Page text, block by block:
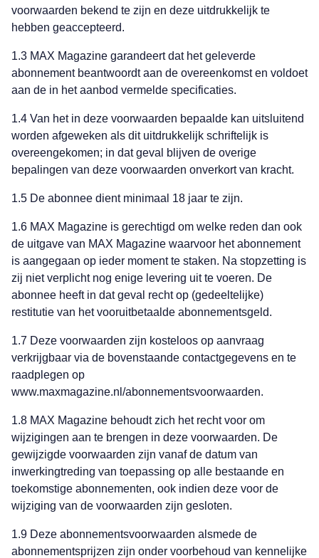
voorwaarden bekend te zijn en deze uitdrukkelijk te
hebben geaccepteerd.
1.3 MAX Magazine garandeert dat het geleverde
abonnement beantwoordt aan de overeenkomst en voldoet
aan de in het aanbod vermelde specificaties.
1.4 Van het in deze voorwaarden bepaalde kan uitsluitend
worden afgeweken als dit uitdrukkelijk schriftelijk is
overeengekomen; in dat geval blijven de overige
bepalingen van deze voorwaarden onverkort van kracht.
1.5 De abonnee dient minimaal 18 jaar te zijn.
1.6 MAX Magazine is gerechtigd om welke reden dan ook
de uitgave van MAX Magazine waarvoor het abonnement
is aangegaan op ieder moment te staken. Na stopzetting is
zij niet verplicht nog enige levering uit te voeren. De
abonnee heeft in dat geval recht op (gedeeltelijke)
restitutie van het vooruitbetaalde abonnementsgeld.
1.7 Deze voorwaarden zijn kosteloos op aanvraag
verkrijgbaar via de bovenstaande contactgegevens en te
raadplegen op
www.maxmagazine.nl/abonnementsvoorwaarden.
1.8 MAX Magazine behoudt zich het recht voor om
wijzigingen aan te brengen in deze voorwaarden. De
gewijzigde voorwaarden zijn vanaf de datum van
inwerkingtreding van toepassing op alle bestaande en
toekomstige abonnementen, ook indien deze voor de
wijziging van de voorwaarden zijn gesloten.
1.9 Deze abonnementsvoorwaarden alsmede de
abonnementsprijzen zijn onder voorbehoud van kennelijke